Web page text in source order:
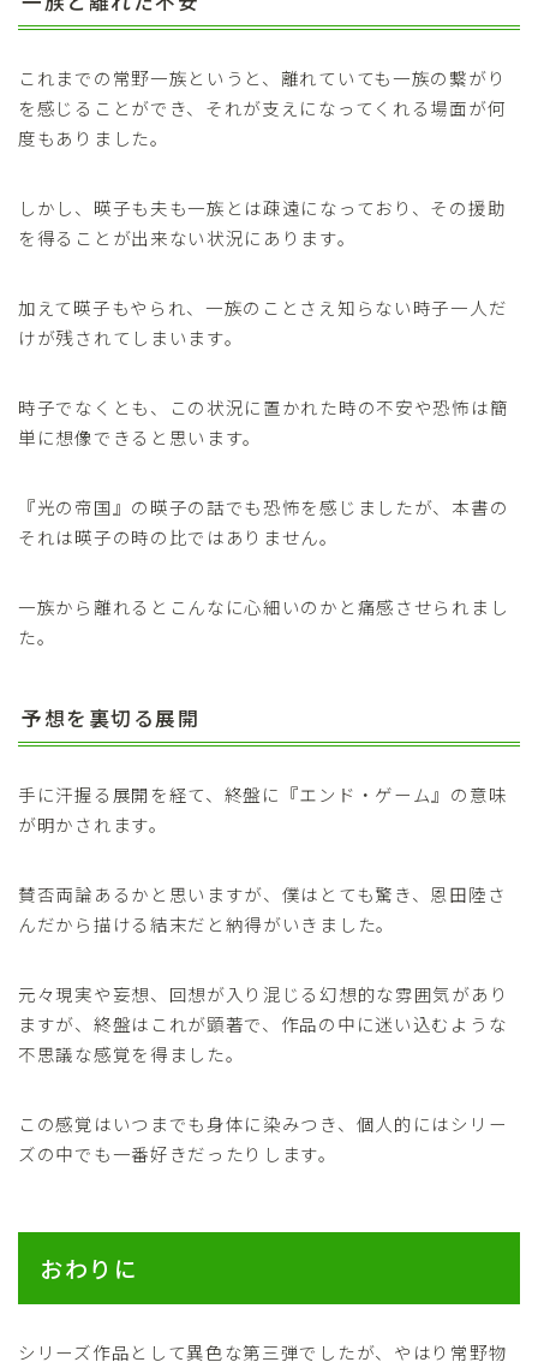
これまでの常野一族というと、離れていても一族の繋がり
を感じることができ、それが支えになってくれる場面が何
度もありました。
しかし、暎子も夫も一族とは疎遠になっており、その援助
を得ることが出来ない状況にあります。
加えて暎子もやられ、一族のことさえ知らない時子一人だ
けが残されてしまいます。
時子でなくとも、この状況に置かれた時の不安や恐怖は簡
単に想像できると思います。
『光の帝国』の暎子の話でも恐怖を感じましたが、本書の
それは暎子の時の比ではありません。
一族から離れるとこんなに心細いのかと痛感させられまし
た。
予想を裏切る展開
手に汗握る展開を経て、終盤に『エンド・ゲーム』の意味
が明かされます。
賛否両論あるかと思いますが、僕はとても驚き、恩田陸さ
んだから描ける結末だと納得がいきました。
元々現実や妄想、回想が入り混じる幻想的な雰囲気があり
ますが、終盤はこれが顕著で、作品の中に迷い込むような
不思議な感覚を得ました。
この感覚はいつまでも身体に染みつき、個人的にはシリー
ズの中でも一番好きだったりします。
おわりに
シリーズ作品として異色な第三弾でしたが、やはり常野物